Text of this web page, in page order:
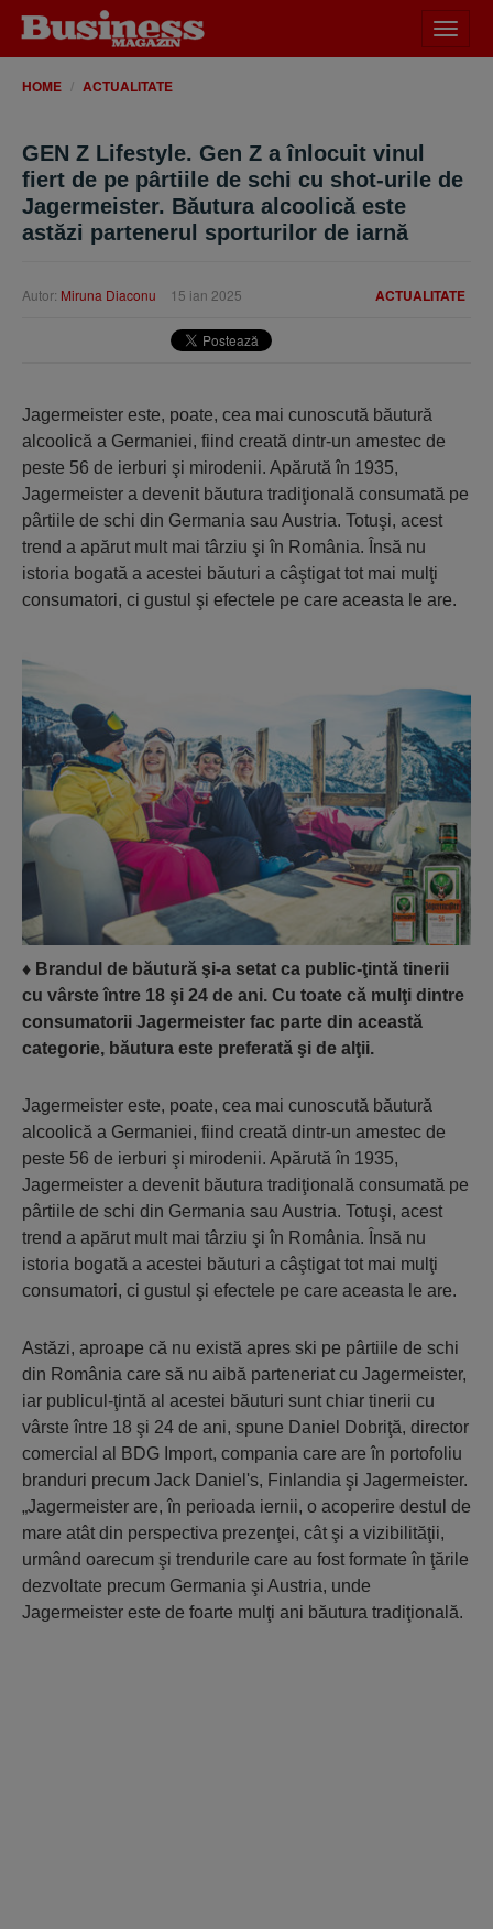
meniu
HOME ACTUALITATE
GEN Z Lifestyle. Gen Z a înlocuit vinul
fiert de pe pârtiile de schi cu shot-urile de
Jagermeister. Băutura alcoolică este
astăzi partenerul sporturilor de iarnă
ACTUALITATE
Autor: Miruna Diaconu 15 ian 2025
Jagermeister este, poate, cea mai cunoscută băutură
alcoolică a Germaniei, fiind creată dintr-un amestec de
peste 56 de ierburi şi mirodenii. Apărută în 1935,
Jagermeister a devenit băutura tradiţională consumată pe
pârtiile de schi din Germania sau Austria. Totuşi, acest
trend a apărut mult mai târziu şi în România. Însă nu
istoria bogată a acestei băuturi a câştigat tot mai mulţi
consumatori, ci gustul şi efectele pe care aceasta le are.
♦ Brandul de băutură şi-a setat ca public-ţintă tinerii
cu vârste între 18 şi 24 de ani. Cu toate că mulţi dintre
consumatorii Jagermeister fac parte din această
categorie, băutura este preferată şi de alţii.
Jagermeister este, poate, cea mai cunoscută băutură
alcoolică a Germaniei, fiind creată dintr-un amestec de
peste 56 de ierburi şi mirodenii. Apărută în 1935,
Jagermeister a devenit băutura tradiţională consumată pe
pârtiile de schi din Germania sau Austria. Totuşi, acest
trend a apărut mult mai târziu şi în România. Însă nu
istoria bogată a acestei băuturi a câştigat tot mai mulţi
consumatori, ci gustul şi efectele pe care aceasta le are.
Astăzi, aproape că nu există apres ski pe pârtiile de schi
din România care să nu aibă parteneriat cu Jagermeister,
iar publicul-ţintă al acestei băuturi sunt chiar tinerii cu
vârste între 18 şi 24 de ani, spune Daniel Dobriţă, director
comercial al BDG Import, compania care are în portofoliu
branduri precum Jack Daniel's, Finlandia şi Jagermeister.
„Jagermeister are, în perioada iernii, o acoperire destul de
mare atât din perspectiva prezenţei, cât şi a vizibilităţii,
urmând oarecum şi trendurile care au fost formate în ţările
dezvoltate precum Germania şi Austria, unde
Jagermeister este de foarte mulţi ani băutura tradiţională.